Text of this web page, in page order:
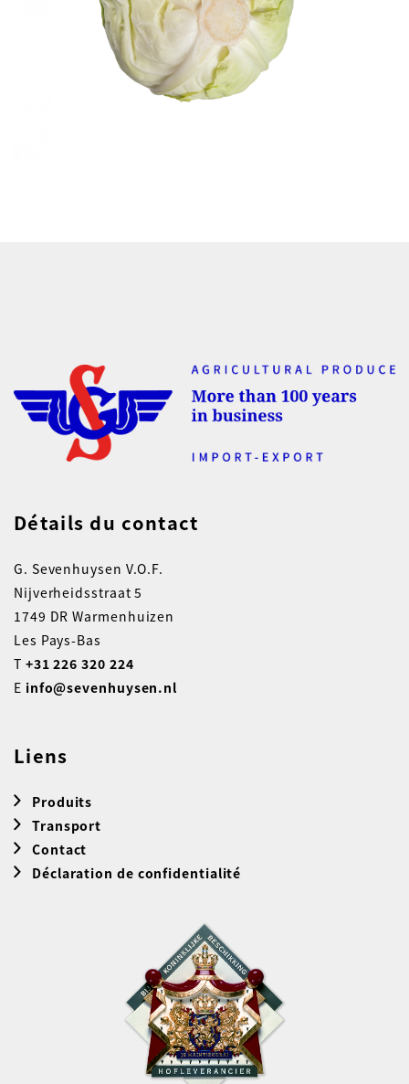
Détails du contact
G. Sevenhuysen V.O.F.
Nijverheidsstraat 5
1749 DR Warmenhuizen
Les Pays-Bas
T +31 226 320 224
E info@sevenhuysen.nl
Liens
Produits
Transport
Contact
Déclaration de confidentialité